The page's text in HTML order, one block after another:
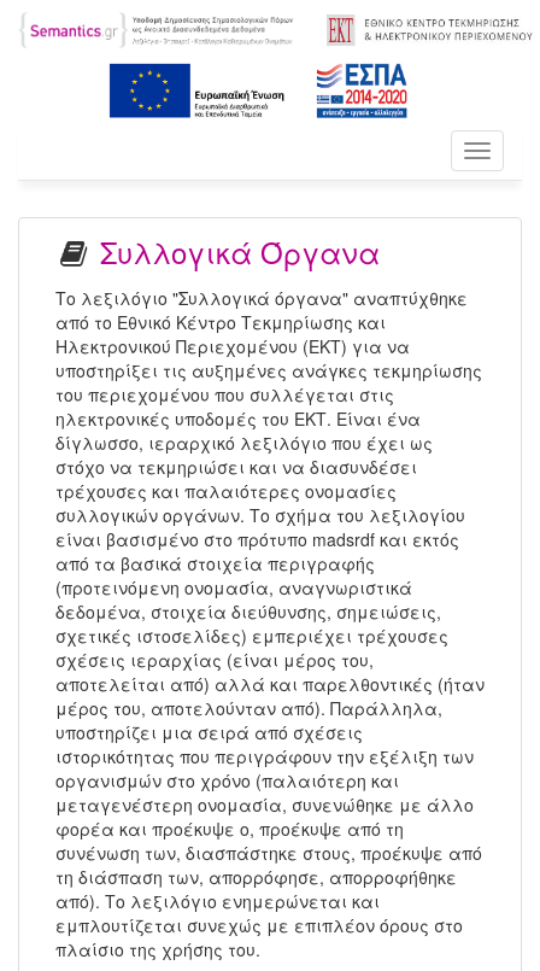
Toggle
Συλλογικά Όργανα
Το λεξιλόγιο "Συλλογικά όργανα" αναπτύχθηκε
από το Εθνικό Κέντρο Τεκμηρίωσης και
Ηλεκτρονικού Περιεχομένου (ΕΚΤ) για να
υποστηρίξει τις αυξημένες ανάγκες τεκμηρίωσης
του περιεχομένου που συλλέγεται στις
ηλεκτρονικές υποδομές του ΕΚΤ. Είναι ένα
δίγλωσσο, ιεραρχικό λεξιλόγιο που έχει ως
στόχο να τεκμηριώσει και να διασυνδέσει
τρέχουσες και παλαιότερες ονομασίες
συλλογικών οργάνων. Το σχήμα του λεξιλογίου
είναι βασισμένο στο πρότυπο madsrdf και εκτός
από τα βασικά στοιχεία περιγραφής
(προτεινόμενη ονομασία, αναγνωριστικά
δεδομένα, στοιχεία διεύθυνσης, σημειώσεις,
σχετικές ιστοσελίδες) εμπεριέχει τρέχουσες
σχέσεις ιεραρχίας (είναι μέρος του,
αποτελείται από) αλλά και παρελθοντικές (ήταν
μέρος του, αποτελούνταν από). Παράλληλα,
υποστηρίζει μια σειρά από σχέσεις
ιστορικότητας που περιγράφουν την εξέλιξη των
οργανισμών στο χρόνο (παλαιότερη και
μεταγενέστερη ονομασία, συνενώθηκε με άλλο
φορέα και προέκυψε ο, προέκυψε από τη
συνένωση των, διασπάστηκε στους, προέκυψε από
τη διάσπαση των, απορρόφησε, απορροφήθηκε
από). Το λεξιλόγιο ενημερώνεται και
εμπλουτίζεται συνεχώς με επιπλέον όρους στο
πλαίσιο της χρήσης του.